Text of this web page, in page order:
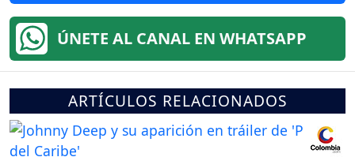
ÚNETE AL CANAL EN WHATSAPP
ARTÍCULOS RELACIONADOS